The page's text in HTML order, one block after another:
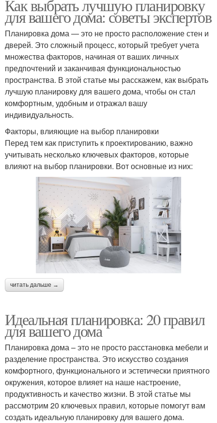
Как выбрать лучшую планировку
для вашего дома: советы экспертов
Планировка дома — это не просто расположение стен и
дверей. Это сложный процесс, который требует учета
множества факторов, начиная от ваших личных
предпочтений и заканчивая функциональностью
пространства. В этой статье мы расскажем, как выбрать
лучшую планировку для вашего дома, чтобы он стал
комфортным, удобным и отражал вашу
индивидуальность.
Факторы, влияющие на выбор планировки
Перед тем как приступить к проектированию, важно
учитывать несколько ключевых факторов, которые
влияют на выбор планировки. Вот основные из них:
читать дальше →
Идеальная планировка: 20 правил
для вашего дома
Планировка дома – это не просто расстановка мебели и
разделение пространства. Это искусство создания
комфортного, функционального и эстетически приятного
окружения, которое влияет на наше настроение,
продуктивность и качество жизни. В этой статье мы
рассмотрим 20 ключевых правил, которые помогут вам
создать идеальную планировку для вашего дома.